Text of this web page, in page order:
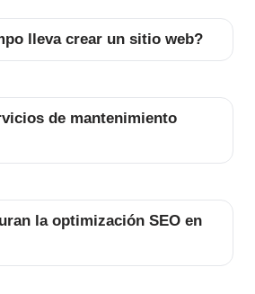
lleva crear un sitio web?
de mantenimiento
la optimización SEO en